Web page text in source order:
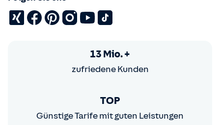
13 Mio. +
zufriedene Kunden
TOP
Günstige Tarife mit guten Leistungen